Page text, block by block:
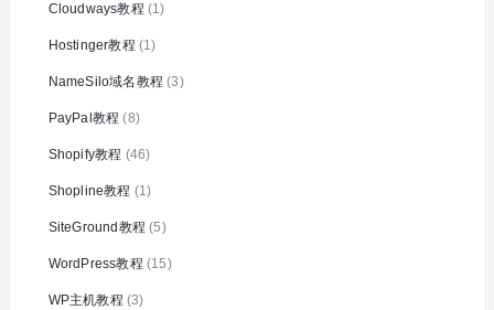
Cloudways教程 (1)
Hostinger教程 (1)
NameSilo域名教程 (3)
PayPal教程 (8)
Shopify教程 (46)
Shopline教程 (1)
SiteGround教程 (5)
WordPress教程 (15)
WP主机教程 (3)